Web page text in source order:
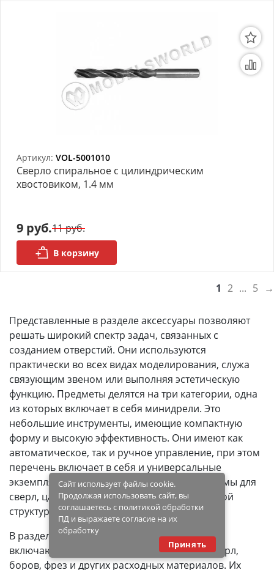
Артикул: VOL-5001010
Сверло спиральное с цилиндрическим
хвостовиком, 1.4 мм
9 руб.11 руб.
В корзину
1 2 ... 5 →
Представленные в разделе аксессуары позволяют
решать широкий спектр задач, связанных с
созданием отверстий. Они используются
практически во всех видах моделирования, служа
связующим звеном или выполняя эстетическую
функцию. Предметы делятся на три категории, одна
из которых включает в себя минидрели. Это
небольшие инструменты, имеющие компактную
форму и высокую эффективность. Они имеют как
автоматическое, так и ручное управление, при этом
перечень включает в себя и универсальные
экземпляры. Также в категорию входят зажимы для
сверл, цанги с деревянной или металлической
структурой и небольшие дрели.
В разделе присутствуют комплекты насадок,
включающие в себя всевозможные типы сверл,
боров, фрез и других расходных материалов. Их
Сайт использует файлы cookie.
Продолжая использовать сайт, вы
соглашаетесь с политикой обработки
ПД и выражаете согласие на их
обработку
Принять